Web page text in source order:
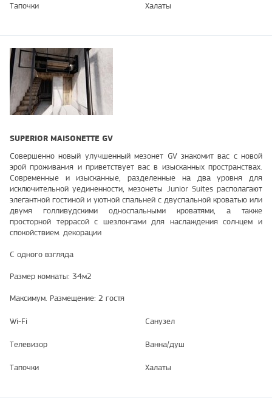
Тапочки Халаты
SUPERIOR MAISONETTE GV
Совершенно новый улучшенный мезонет GV знакомит вас с новой
эрой проживания и приветствует вас в изысканных пространствах.
Современные и изысканные, разделенные на два уровня для
исключительной уединенности, мезонеты Junior Suites располагают
элегантной гостиной и уютной спальней с двуспальной кроватью или
двумя голливудскими односпальными кроватями, а также
просторной террасой с шезлонгами для наслаждения солнцем и
спокойствием. декорации
С одного взгляда
Размер комнаты: 34м2
Максимум. Размещение: 2 гостя
Wi-Fi Санузел
Телевизор Ванна/душ
Тапочки Халаты